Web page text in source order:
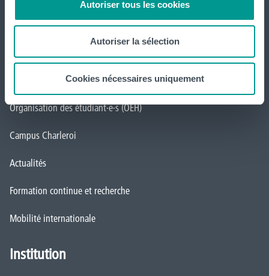
Autoriser tous les cookies
Autoriser la sélection
Cookies nécessaires uniquement
Inscriptions
Service aux étudiant·e·s
Organisation des étudiant·e·s (OEH)
Campus Charleroi
Actualités
Formation continue et recherche
Mobilité internationale
Institution